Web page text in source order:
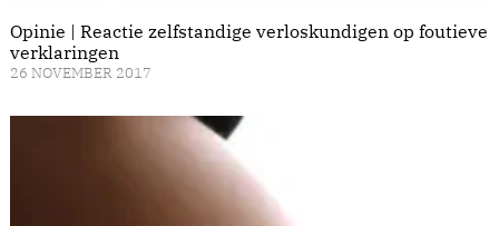
Opinie | Reactie zelfstandige verloskundigen op foutieve
verklaringen
26 NOVEMBER 2017